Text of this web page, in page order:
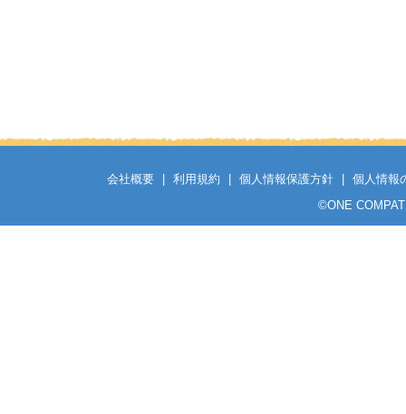
会社概要 利用規約 個人情報保護方針
個人情報
©ONE